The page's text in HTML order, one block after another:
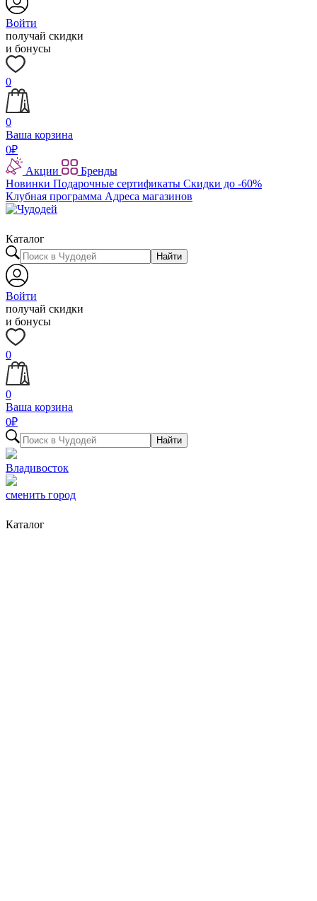
Войти
получай скидки
и бонусы
0
0
Ваша корзина
0₽
Акции
Бренды
Новинки Подарочные сертификаты Скидки до -60%
Клубная программа Адреса магазинов
Каталог
Найти
Войти
получай скидки
и бонусы
0
0
Ваша корзина
0₽
Найти
Владивосток
сменить город
Каталог